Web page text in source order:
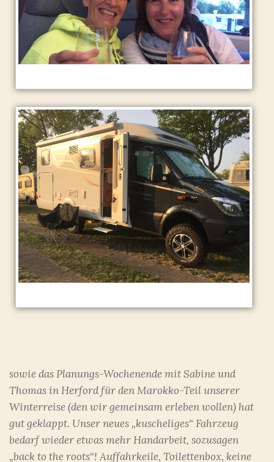
sowie das Planungs-Wochenende mit Sabine und
Thomas in Herford für den Marokko-Teil unserer
Winterreise (den wir gemeinsam erleben wollen) hat
gut geklappt. Unser neues „kuscheliges“ Fahrzeug
bedarf wieder etwas mehr Handarbeit, sozusagen
„back to the roots“! Auffahrkeile, Toilettenbox, keine